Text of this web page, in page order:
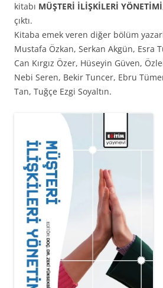
kitabı MÜŞTERİ İLİŞKİLERİ YÖNETİMİ
çıktı.
Kitaba emek veren diğer bölüm
Mustafa Özkan, Serkan Akgün, Esra
Can Kırgız Özer, Hüseyin Güven,
Nebi Seren, Bekir Tuncer, Ebru
Tan, Tuğçe Ezgi Soyaltın.